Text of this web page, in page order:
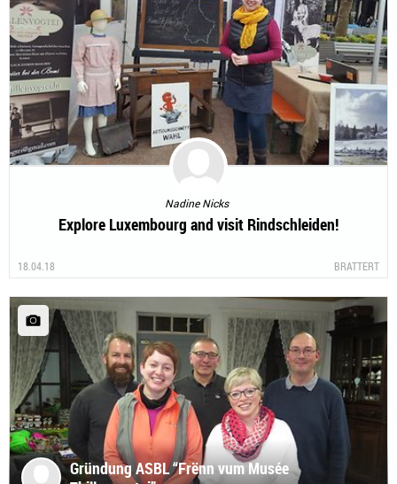
Nadine Nicks
Explore Luxembourg and visit Rindschleiden!
18.04.18 BRATTERT
Gründung ASBL “Frënn vum Musée